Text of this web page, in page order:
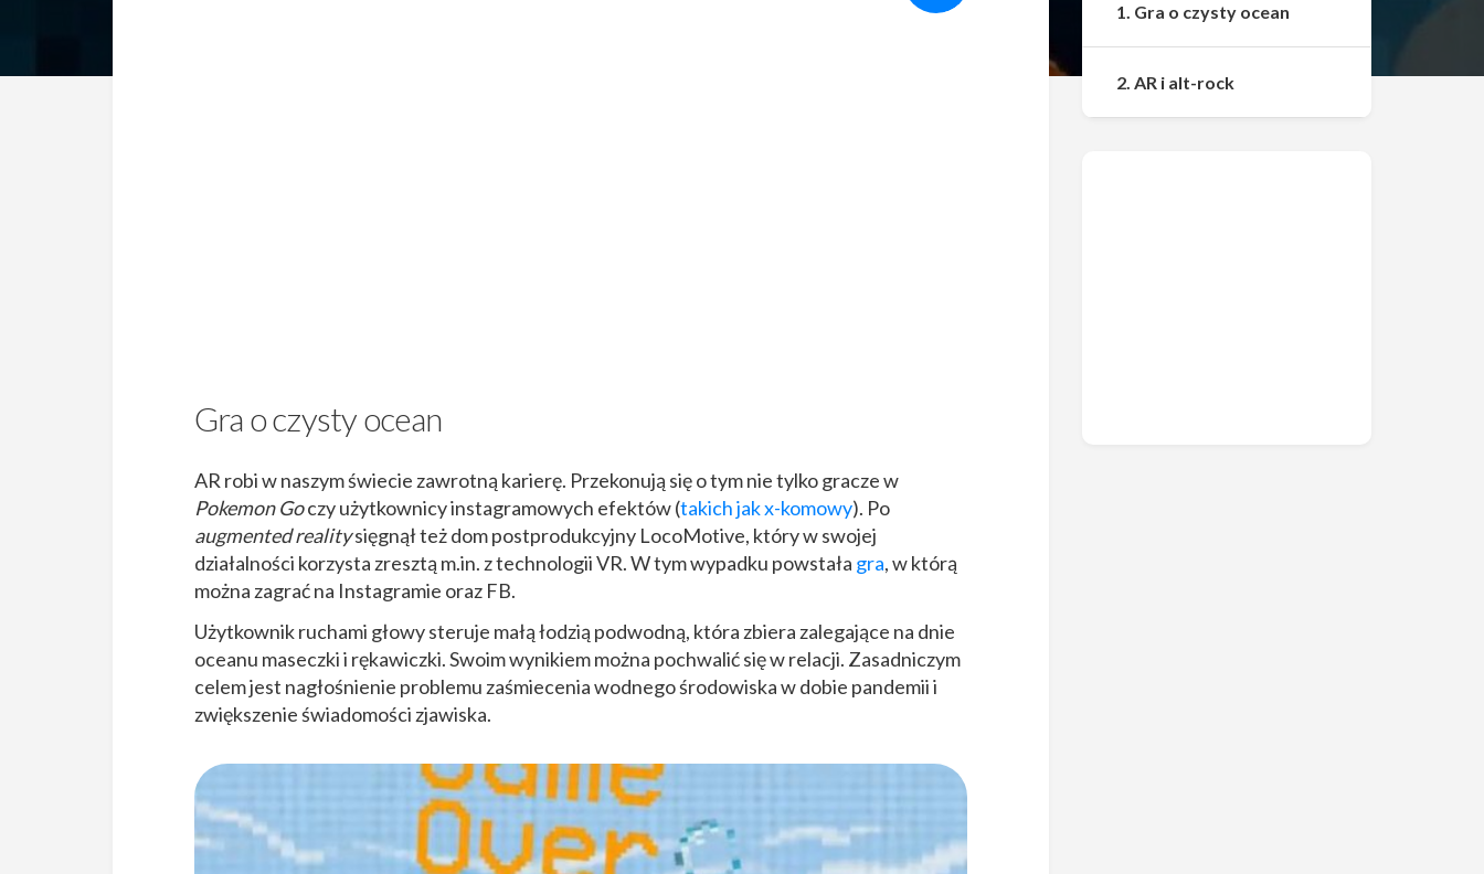
Gra o czysty ocean
AR robi w naszym świecie zawrotną karierę. Przekonują się o tym nie tylko gracze w
Pokemon Goczy użytkownicy instagramowych efektów (takich jak x-komowy). Po
augmented realitysięgnął też dom postprodukcyjny LocoMotive, który w swojej
działalności korzysta zresztą m.in. z technologii VR. W tym wypadku powstała gra, w którą
można zagrać na Instagramie oraz FB.
Użytkownik ruchami głowy steruje małą łodzią podwodną, która zbiera zalegające na dnie
oceanu maseczki i rękawiczki. Swoim wynikiem można pochwalić się w relacji. Zasadniczym
celem jest nagłośnienie problemu zaśmiecenia wodnego środowiska w dobie pandemii i
zwiększenie świadomości zjawiska.
1. Gra o czysty ocean
2. AR i alt-rock